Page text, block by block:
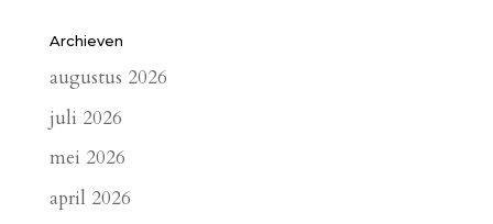
Archieven
augustus 2026
juli 2026
mei 2026
april 2026